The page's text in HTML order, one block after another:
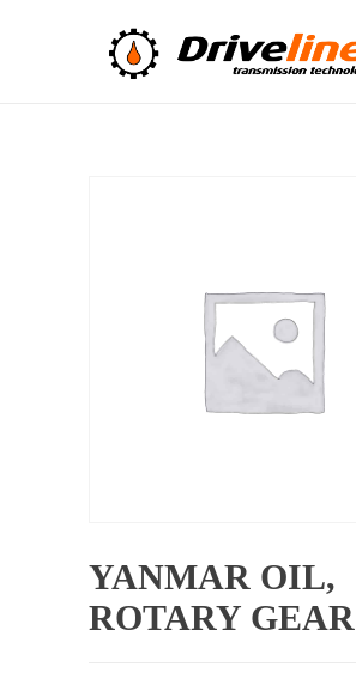
YANMAR OIL,
ROTARY GEAR